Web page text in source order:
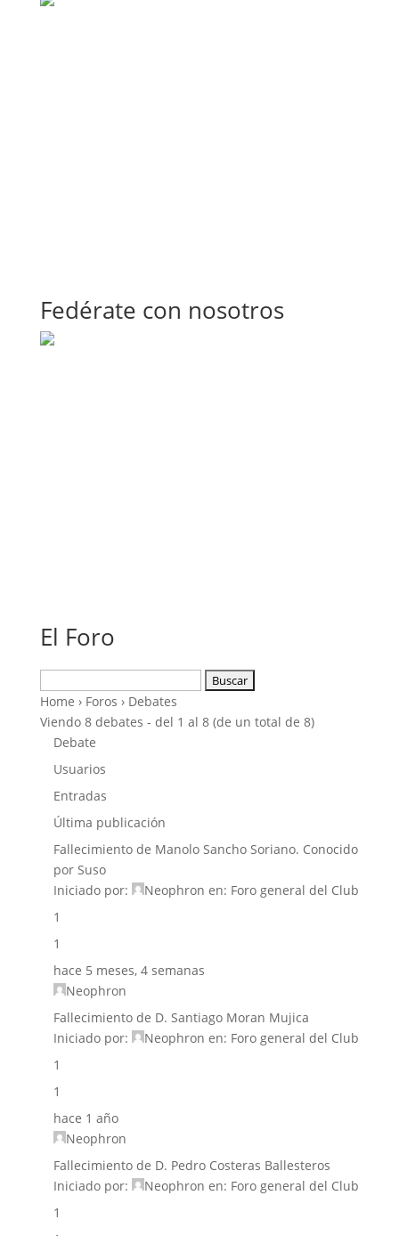
Fedérate con nosotros
El Foro
Home › Foros › Debates
Viendo 8 debates - del 1 al 8 (de un total de 8)
Debate
Usuarios
Entradas
Última publicación
Fallecimiento de Manolo Sancho Soriano. Conocido
por Suso
Iniciado por:
Neophron en: Foro general del Club
1
1
hace 5 meses, 4 semanas
Neophron
Fallecimiento de D. Santiago Moran Mujica
Iniciado por:
Neophron en: Foro general del Club
1
1
hace 1 año
Neophron
Fallecimiento de D. Pedro Costeras Ballesteros
Iniciado por:
Neophron en: Foro general del Club
1